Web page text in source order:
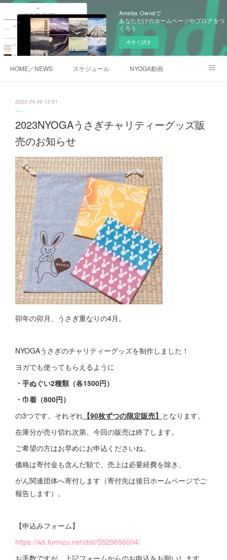
Ameba Owndで
あなただけのホームページやブログをつ
くろう
今すぐ試す
HOME／NEWS スケジュール NYOGA動画
2023.04.06 13:51
2023NYOGAうさぎチャリティーグッズ販
売のお知らせ
卯年の卯月、うさぎ重なりの4月。
NYOGAうさぎのチャリティーグッズを制作しました！
ヨガでも使ってもらえるように
・手ぬぐい2種類（各1500円）
・巾着（800円）
の3つです。それぞれ 【90枚ずつの限定販売】 となります。
在庫分が売り切れ次第、今回の販売は終了します。
ご希望の方はお早めにお申込くださいね。
価格は寄付金も含んだ額で、売上は必要経費を除き、
がん関連団体へ寄付します（寄付先は後日ホームページでご
報告します）。
【申込みフォーム】
https://ws.formzu.net/dist/S529656004/
お手数ですが、上記フォームからのお申込をお願いします。